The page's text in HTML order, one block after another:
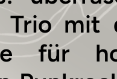
Trio mit
für